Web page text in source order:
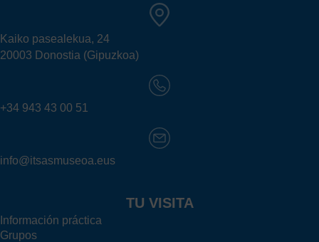
Kaiko pasealekua, 24
20003 Donostia (Gipuzkoa)
+34 943 43 00 51
info@itsasmuseoa.eus
TU VISITA
Información práctica
Grupos